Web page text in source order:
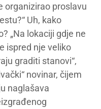
organizirao proslavu
Uh, kako
„Na lokaciji gdje ne
ispred nje veliko
graditi stanovi“,
novinar, čijem
naglašava